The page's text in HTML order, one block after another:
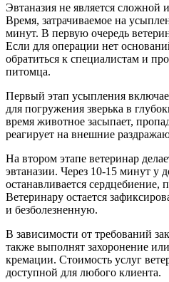
Эвтаназия не является сложной
Время, затрачиваемое на
минут. В первую очередь
Если для операции нет
обратиться к специалистам и
питомца.
Первый этап усыпления
для погружения зверька в
время животное засыпает,
реагирует на внешние
На втором этапе ветеринар
эвтаназии. Через 10-15 минут у
останавливается сердцебиение,
Ветеринару остается
и безболезненную.
В зависимости от требований
также выполнят захоронение
кремации. Стоимость услуг
доступной для любого клиента.